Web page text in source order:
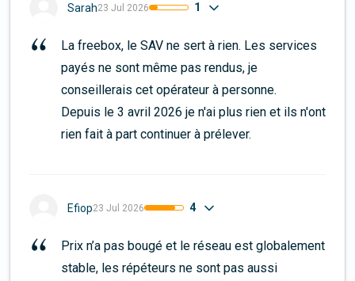
Sarah23 Jul 2026 1
La freebox, le SAV ne sert à rien. Les services
payés ne sont même pas rendus, je
conseillerais cet opérateur à personne.
Depuis le 3 avril 2026 je n'ai plus rien et ils n'ont
rien fait à part continuer à prélever.
Efiop23 Jul 2026 4
Prix n’a pas bougé et le réseau est globalement
stable, les répéteurs ne sont pas aussi